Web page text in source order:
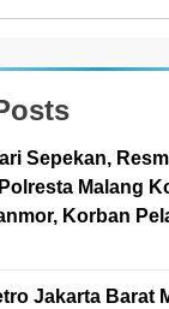
Sepekan,
Malang
Korban
Jakarta Barat